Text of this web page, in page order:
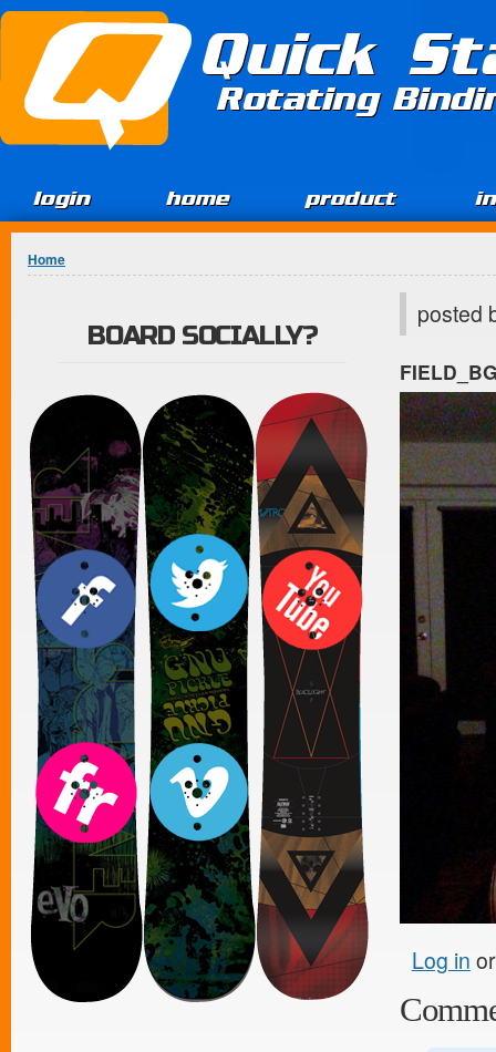
Jump to Content
Quick
Rotating
login home product
You are here
Home
posted
Log in
BOARD SOCIALLY?